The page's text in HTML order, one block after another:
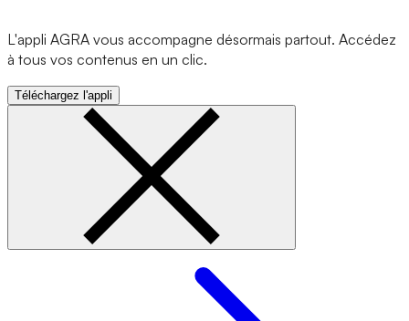
L'appli AGRA vous accompagne désormais partout. Accédez
à tous vos contenus en un clic.
Téléchargez l'appli